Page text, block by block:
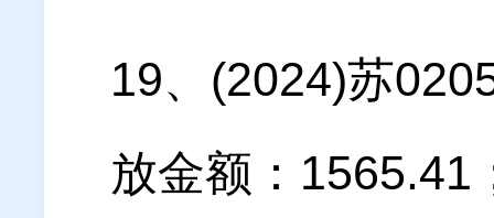
19、(2024)苏
放金额：1565.41